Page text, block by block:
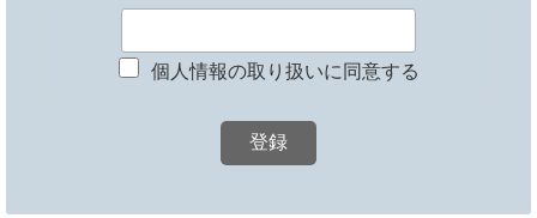
個人情報の取り扱いに同意する